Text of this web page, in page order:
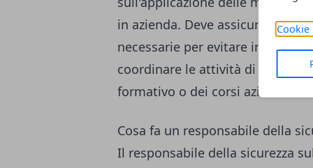
Cookie
in azienda. Deve assicurarsi
necessarie per evitare infortuni
coordinare le attività di
formativo o dei corsi aziendali
Cosa fa un responsabile della
Il responsabile della sicurezza